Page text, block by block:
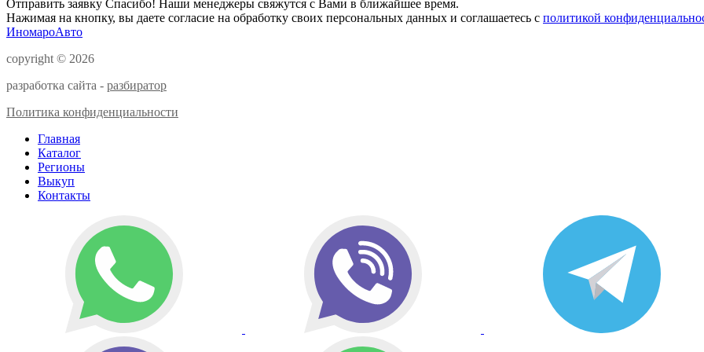
Отправить заявку Спасибо! Наши менеджеры свяжутся с Вами в ближайшее время.
Нажимая на кнопку, вы даете согласие на обработку своих персональных данных и соглашаетесь с политикой
ИномароАвто
copyright © 2026
разработка сайта - разбиратор
Политика конфиденциальности
Главная
Каталог
Регионы
Выкуп
Контакты